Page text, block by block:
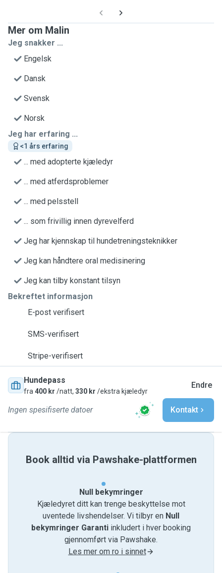
Mer om Malin
Jeg snakker ...
Engelsk
Dansk
Svensk
Norsk
Jeg har erfaring ...
<1 års erfaring
... med adopterte kjæledyr
... med atferdsproblemer
... med pelsstell
... som frivillig innen dyrevelferd
Jeg har kjennskap til hundetreningsteknikker
Jeg kan håndtere oral medisinering
Jeg kan tilby konstant tilsyn
Bekreftet informasjon
E-post verifisert
SMS-verifisert
Stripe-verifisert
Hundepass
fra 400 kr /natt, 330 kr /ekstra kjæledyr
Endre
Ingen spesifiserte datoer Kontakt
Book alltid via Pawshake-plattformen
Null bekymringer
Kjæledyret ditt kan trenge beskyttelse mot
uventede livshendelser. Vi tilbyr en Null
bekymringer Garanti inkludert i hver booking
gjennomført via Pawshake.
Les mer om ro i sinnet